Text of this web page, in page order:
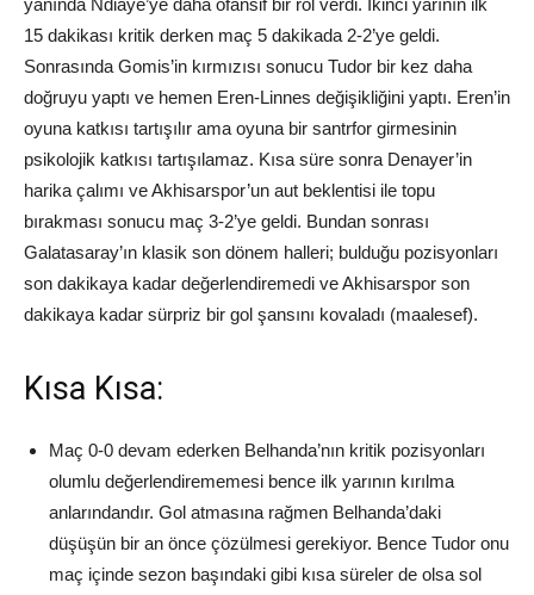
yanında Ndiaye’ye daha ofansif bir rol verdi. İkinci yarının ilk
15 dakikası kritik derken maç 5 dakikada 2-2’ye geldi.
Sonrasında Gomis’in kırmızısı sonucu Tudor bir kez daha
doğruyu yaptı ve hemen Eren-Linnes değişikliğini yaptı. Eren’in
oyuna katkısı tartışılır ama oyuna bir santrfor girmesinin
psikolojik katkısı tartışılamaz. Kısa süre sonra Denayer’in
harika çalımı ve Akhisarspor’un aut beklentisi ile topu
bırakması sonucu maç 3-2’ye geldi. Bundan sonrası
Galatasaray’ın klasik son dönem halleri; bulduğu pozisyonları
son dakikaya kadar değerlendiremedi ve Akhisarspor son
dakikaya kadar sürpriz bir gol şansını kovaladı (maalesef).
Kısa Kısa:
Maç 0-0 devam ederken Belhanda’nın kritik pozisyonları
olumlu değerlendirememesi bence ilk yarının kırılma
anlarındandır. Gol atmasına rağmen Belhanda’daki
düşüşün bir an önce çözülmesi gerekiyor. Bence Tudor onu
maç içinde sezon başındaki gibi kısa süreler de olsa sol